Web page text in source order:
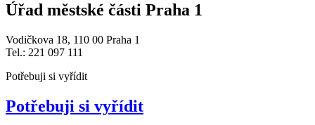
Úřad městské části Praha 1
Vodičkova 18, 110 00 Praha 1
Tel.: 221 097 111
Potřebuji si vyřídit
Potřebuji si vyřídit